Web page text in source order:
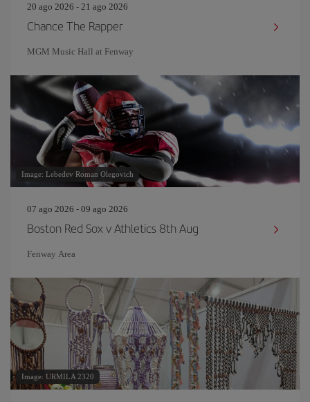
20 ago 2026 - 21 ago 2026
Chance The Rapper
MGM Music Hall at Fenway
Image: Lebedev Roman Olegovich
07 ago 2026 - 09 ago 2026
Boston Red Sox v Athletics 8th Aug
Fenway Area
Image: URMILA 2320